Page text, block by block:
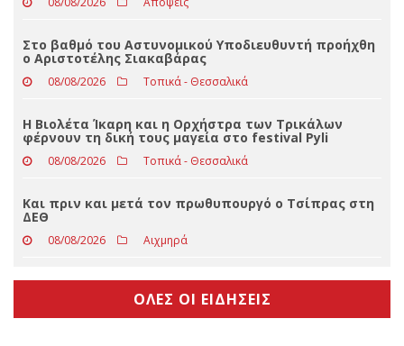
ενάντια στη συνεχιζόμενη γενοκτονία στην
Παλαιστίνη
08/08/2026 Απόψεις
Στο βαθμό του Αστυνομικού Υποδιευθυντή προήχθη
ο Αριστοτέλης Σιακαβάρας
08/08/2026 Τοπικά - Θεσσαλικά
Η Βιολέτα Ίκαρη και η Ορχήστρα των Τρικάλων
φέρνουν τη δική τους μαγεία στο festival Pyli
08/08/2026 Τοπικά - Θεσσαλικά
Και πριν και μετά τον πρωθυπουργό ο Τσίπρας στη
08/08/2026 Αιχμηρά